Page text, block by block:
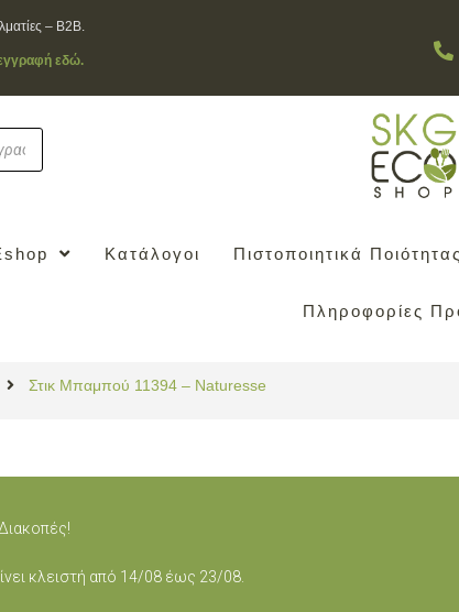
– B2B.
εδώ.
Κατάλογοι Πιστοποιητικά Ποιότητας
Πληροφορίες
Στικ Μπαμπού 11394 – Naturesse
κλειστή από 14/08 έως 23/08.